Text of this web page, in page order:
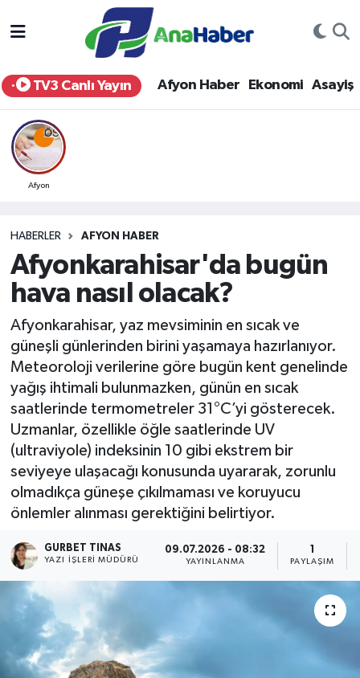
TV3 Canlı Yayın Afyon Haber Ekonomi Asayiş
Afyon
HABERLER AFYON HABER
Afyonkarahisar'da bugün
hava nasıl olacak?
Afyonkarahisar, yaz mevsiminin en sıcak ve
güneşli günlerinden birini yaşamaya hazırlanıyor.
Meteoroloji verilerine göre bugün kent genelinde
yağış ihtimali bulunmazken, günün en sıcak
saatlerinde termometreler 31°C’yi gösterecek.
Uzmanlar, özellikle öğle saatlerinde UV
(ultraviyole) indeksinin 10 gibi ekstrem bir
seviyeye ulaşacağı konusunda uyararak, zorunlu
olmadıkça güneşe çıkılmaması ve koruyucu
önlemler alınması gerektiğini belirtiyor.
GURBET TINAS
YAZI İŞLERI MÜDÜRÜ
09.07.2026 - 08:32
YAYINLANMA PAYLAŞIM
Yurt Haber
Afyon Haber
Ekonomi
Siyaset
Eğitim
Sağlık
Teknoloji
Kültür - Sanat
Yaşam
Afyonkarahisar Nöbetçi Eczaneler
Afyonkarahisar Hava Durumu
Afyonkarahisar Namaz Vakitleri
Afyonkarahisar Trafik Yoğunluk Haritası
Tüm Manşetler
Son Dakika Haberleri
Haber Arşivi